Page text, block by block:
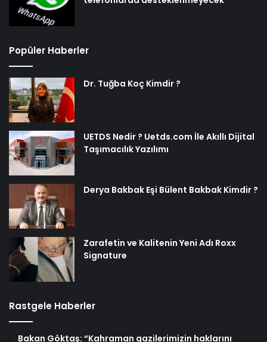
Popüler Haberler
Dr. Tuğba Koç Kimdir ?
UETDS Nedir ? Uetds.com İle Akıllı Dijital
Taşımacılık Yazılımı
Derya Bakbak Eşi Bülent Bakbak Kimdir ?
Zarafetin ve Kalitenin Yeni Adı Roxx
Signature
Rastgele Haberler
Bakan Göktaş: “Kahraman gazilerimizin haklarını